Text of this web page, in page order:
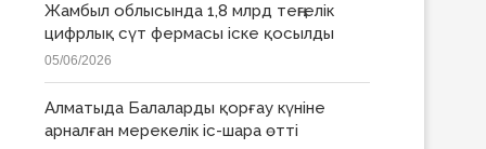
Жамбыл облысында 1,8 млрд теңгелік
цифрлық сүт фермасы іске қосылды
05/06/2026
Алматыда Балаларды қорғау күніне
арналған мерекелік іс-шара өтті